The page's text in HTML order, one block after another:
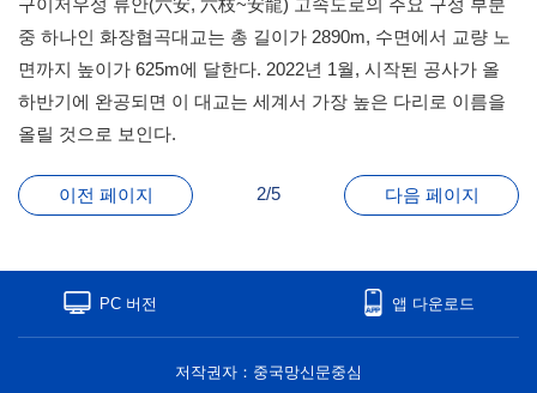
중 하나인 화장협곡대교는 총 길이가 2890m, 수면에서 교량 노
면까지 높이가 625m에 달한다. 2022년 1월, 시작된 공사가 올
하반기에 완공되면 이 대교는 세계서 가장 높은 다리로 이름을
올릴 것으로 보인다.
이전 페이지 2/5 다음 페이지
PC 버전 앱 다운로드
저작권자：중국망신문중심